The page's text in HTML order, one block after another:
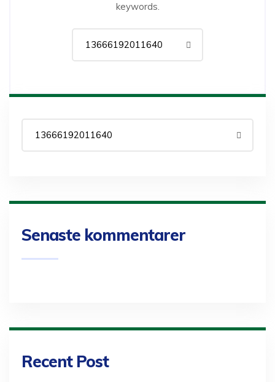
keywords.
Senaste kommentarer
Recent Post